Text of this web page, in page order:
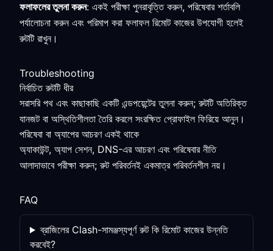
ফলাফলের তুলনা করুন: একই পরীক্ষা পুনরাবৃত্তি করুন, পরিষেবার শর্তাবলি
পর্যালোচনা করুন এবং পরিমাপ করা ফলাফল রিমোট কাজের উপযোগী হলেই
রুটটি রাখুন।
Troubleshooting
নির্বাচিত রুটটি ধীর
সরাসরি পথ এবং কাছাকাছি একটি এন্ডপয়েন্টের তুলনা করুন; রুটটি অতিরিক্ত
যানজট বা অস্থিতিশীলতা তৈরি করলে সংরক্ষিত প্রোফাইল ফিরিয়ে আনুন।
পরিষেবা বা অ্যাপের আচরণ একই থাকে
অ্যাকাউন্ট, অ্যাপ সেশন, DNS-এর আচরণ এবং পরিষেবার নীতি
আলাদাভাবে পরীক্ষা করুন; রুট পরিবর্তনই একমাত্র পরিবর্তনশীল নয়।
FAQ
ব্রাজিলের Clash-সামঞ্জস্যপূর্ণ রুট কি রিমোট কাজের উন্নতি
করবেই?